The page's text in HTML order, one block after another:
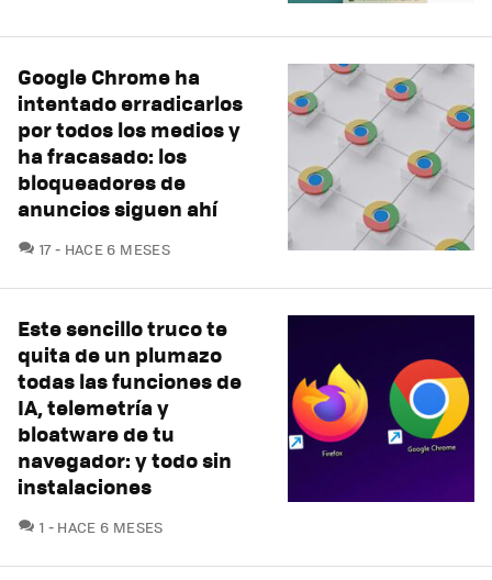
Google Chrome ha
intentado erradicarlos
por todos los medios y
ha fracasado: los
bloqueadores de
anuncios siguen ahí
17COMENTARIOS
HACE 6 MESES
Este sencillo truco te
quita de un plumazo
todas las funciones de
IA, telemetría y
bloatware de tu
navegador: y todo sin
instalaciones
1 COMENTARIOS
HACE 6 MESES